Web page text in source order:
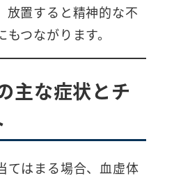
放置すると精神的な不
つながります。
主な症状とチ
てはまる場合、血虚体